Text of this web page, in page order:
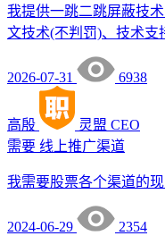
我提供一跳二跳屏蔽技
文技术(不判罚)、技术支
2026-07-31 6938
高殷 灵盟 CEO
需要 线上推广渠道
我需要股票各个渠道的
2024-06-29
2354